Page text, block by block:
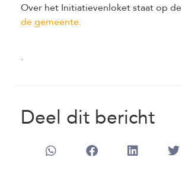
Over het Initiatievenloket staat op de
de gemeente.
.
Deel dit bericht